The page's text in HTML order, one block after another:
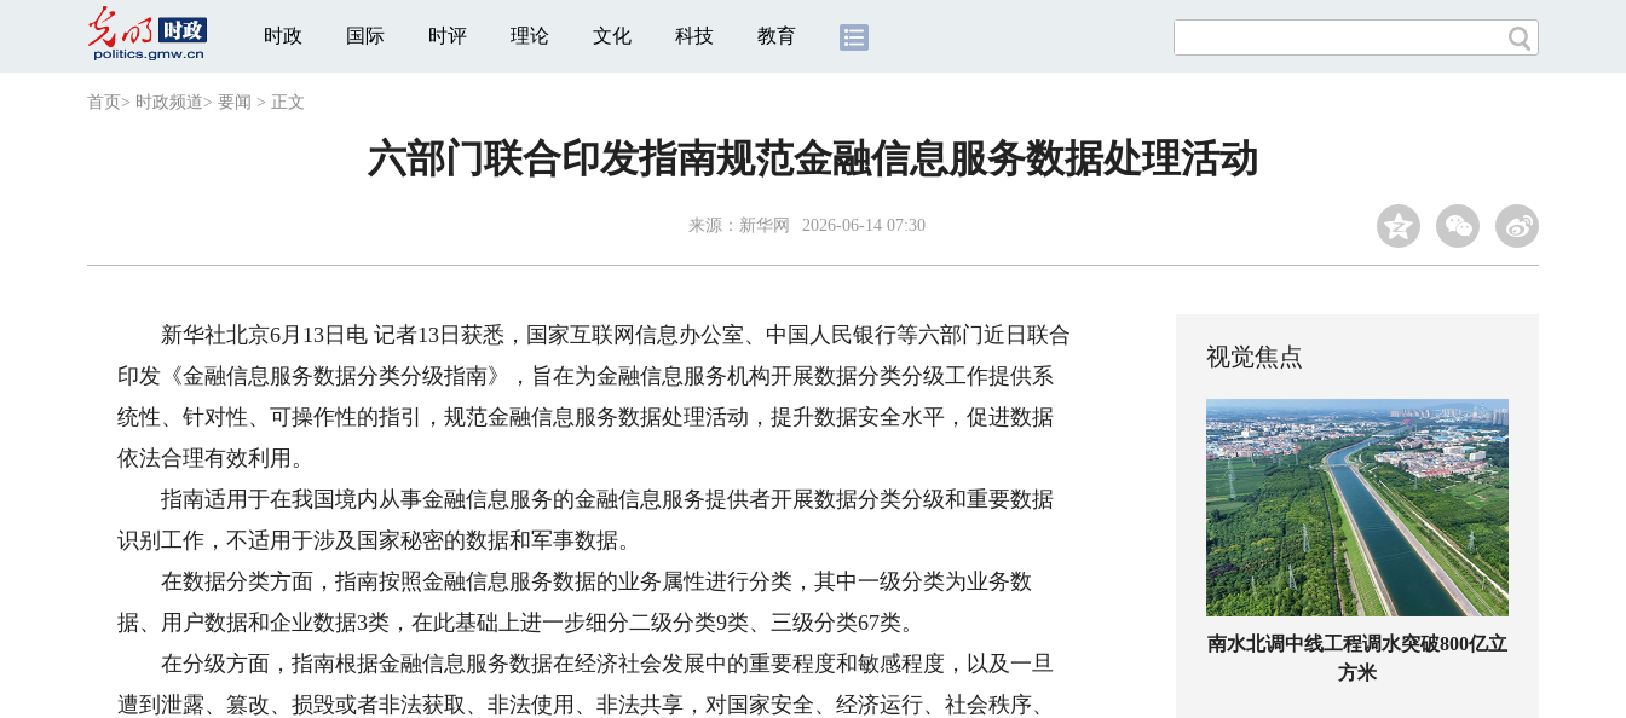
时政 国际 时评 理论 文化 科技 教育
首页 > 时政频道> 要闻 > 正文
六部门联合印发指南规范金融信息服务数据处理活动
来源： 新华网 2026-06-14 07:30
新华社北京6月13日电 记者13日获悉，国家互联网信息办公室、中国人民银行等六部门近日联合
印发《金融信息服务数据分类分级指南》，旨在为金融信息服务机构开展数据分类分级工作提供系
统性、针对性、可操作性的指引，规范金融信息服务数据处理活动，提升数据安全水平，促进数据
依法合理有效利用。
指南适用于在我国境内从事金融信息服务的金融信息服务提供者开展数据分类分级和重要数据
识别工作，不适用于涉及国家秘密的数据和军事数据。
在数据分类方面，指南按照金融信息服务数据的业务属性进行分类，其中一级分类为业务数
据、用户数据和企业数据3类，在此基础上进一步细分二级分类9类、三级分类67类。
在分级方面，指南根据金融信息服务数据在经济社会发展中的重要程度和敏感程度，以及一旦
遭到泄露、篡改、损毁或者非法获取、非法使用、非法共享，对国家安全、经济运行、社会秩序、
视觉焦点
南水北调中线工程调水突破800亿立
方米